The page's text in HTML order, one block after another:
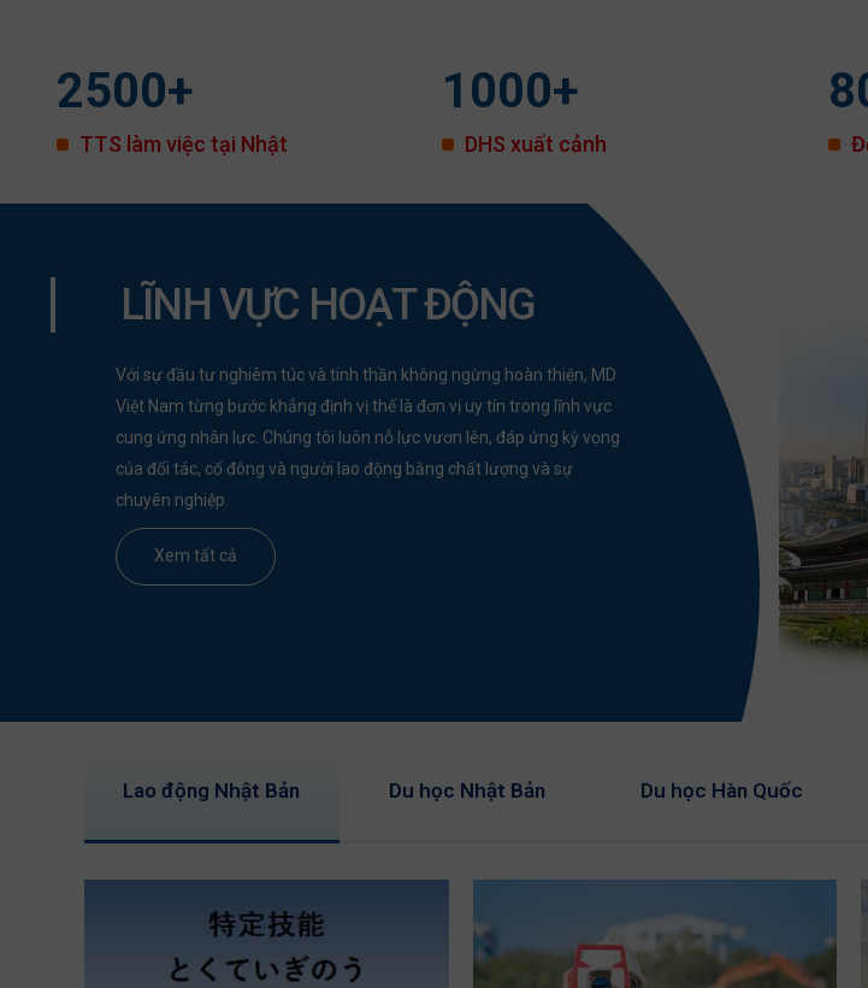
2500+
TTS làm việc tại Nhật
1000+
DHS xuất cảnh
LĨNH VỰC HOẠT ĐỘNG
Với sự đầu tư nghiêm túc và tinh thần không ngừng hoàn thiện, MD
Việt Nam từng bước khẳng định vị thế là đơn vị uy tín trong lĩnh vực
cung ứng nhân lực. Chúng tôi luôn nỗ lực vươn lên, đáp ứng kỳ vọng
của đối tác, cổ đông và người lao động bằng chất lượng và sự
chuyên nghiệp.
Xem tất cả
Lao động Nhật Bản Du học Nhật Bản Du học Hàn Quốc